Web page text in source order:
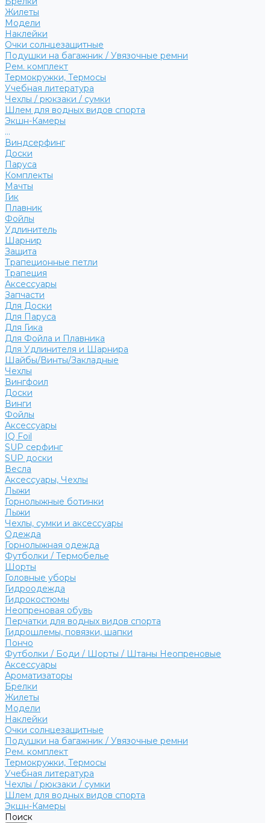
Жилеты
Модели
Наклейки
Очки солнцезащитные
Подушки на багажник / Увязочные ремни
Рем. комплект
Термокружки, Термосы
Учебная литература
Чехлы / рюкзаки / сумки
Шлем для водных видов спорта
Экшн-Камеры
...
Виндсерфинг
Доски
Паруса
Комплекты
Мачты
Гик
Плавник
Фойлы
Удлинитель
Шарнир
Защита
Трапеционные петли
Трапеция
Аксессуары
Запчасти
Для Доски
Для Паруса
Для Гика
Для Фойла и Плавника
Для Удлинителя и Шарнира
Шайбы/Винты/Закладные
Чехлы
Вингфоил
Доски
Винги
Фойлы
Аксессуары
IQ Foil
SUP серфинг
SUP доски
Весла
Аксессуары, Чехлы
Лыжи
Горнолыжные ботинки
Лыжи
Чехлы, сумки и аксессуары
Одежда
Горнолыжная одежда
Футболки / Термобелье
Шорты
Головные уборы
Гидроодежда
Гидрокостюмы
Неопреновая обувь
Перчатки для водных видов спорта
Гидрошлемы, повязки, шапки
Пончо
Футболки / Боди / Шорты / Штаны Неопреновые
Аксессуары
Ароматизаторы
Брелки
Жилеты
Модели
Наклейки
Очки солнцезащитные
Подушки на багажник / Увязочные ремни
Рем. комплект
Термокружки, Термосы
Учебная литература
Чехлы / рюкзаки / сумки
Шлем для водных видов спорта
Экшн-Камеры
Поиск